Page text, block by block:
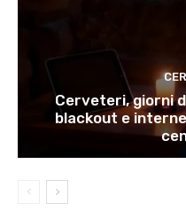
Cerveteri, giorni
blackout e